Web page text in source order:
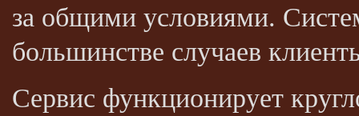
за общими условиями.
большинстве случаев
Сервис функционирует